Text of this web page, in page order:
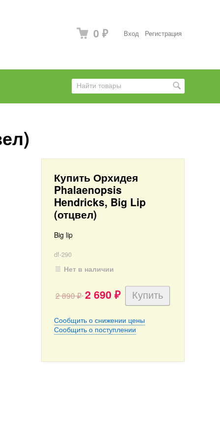
Вход Регистрация
0 ₽
Купить Орхидея
Phalaenopsis
Hendricks, Big Lip
(отцвел)
Big lip
df-290
Нет в наличии
2 890₽ 2 690 ₽
Сообщить о снижении цены
Сообщить о поступлении